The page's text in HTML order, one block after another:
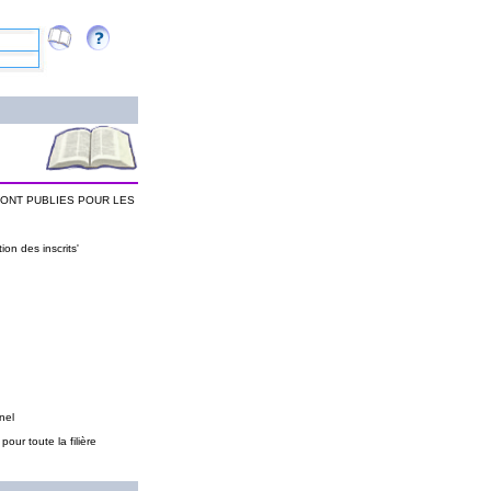
PUBLIES POUR LES
des inscrits'
toute la filière